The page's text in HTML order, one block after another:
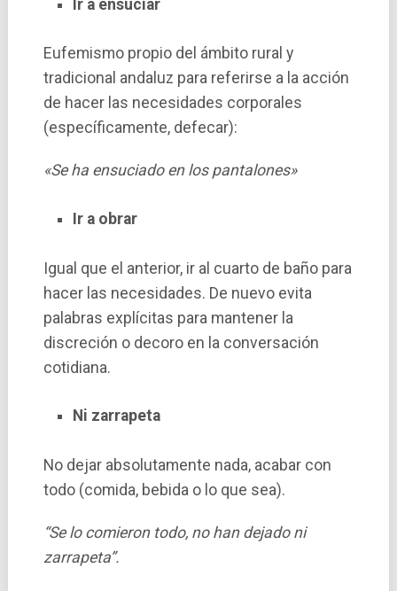
Ir a ensuciar
Eufemismo propio del ámbito rural y
tradicional andaluz para referirse a la acción
de hacer las necesidades corporales
(específicamente, defecar):
«Se ha ensuciado en los pantalones»
Ir a obrar
Igual que el anterior, ir al cuarto de baño para
hacer las necesidades. De nuevo evita
palabras explícitas para mantener la
discreción o decoro en la conversación
cotidiana.
Ni zarrapeta
No dejar absolutamente nada, acabar con
todo (comida, bebida o lo que sea).
“Se lo comieron todo, no han dejado ni
zarrapeta”.